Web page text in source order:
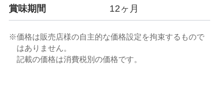
賞味期間 12ヶ月
※価格は販売店様の自主的な価格設定を拘束するもので
はありません。
記載の価格は消費税別の価格です。